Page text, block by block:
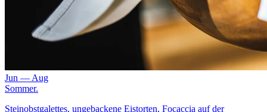
Jun — Aug
Sommer.
Steinobstgalettes, ungebackene Eistorten, Focaccia auf der